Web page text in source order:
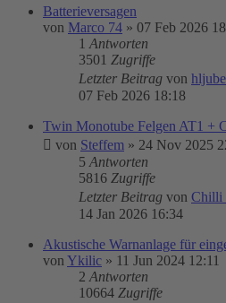
Batterieversagen
von Marco 74 » 07 Feb 2026
1 Antworten
3501 Zugriffe
Letzter Beitrag von hljube
07 Feb 2026 18:18
Twin Monotube Felgen AT1 +
von Steffem » 24 Nov 2025
5 Antworten
5816 Zugriffe
Letzter Beitrag von Chilli
14 Jan 2026 16:34
Akustische Warnanlage für
von Ykilic » 11 Jun 2024 12:11
2 Antworten
10664 Zugriffe